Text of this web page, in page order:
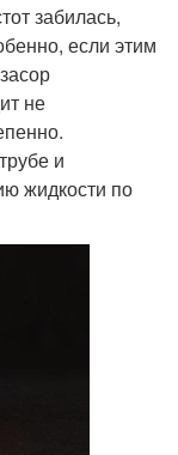
забилась,
если этим
не
и
жидкости по